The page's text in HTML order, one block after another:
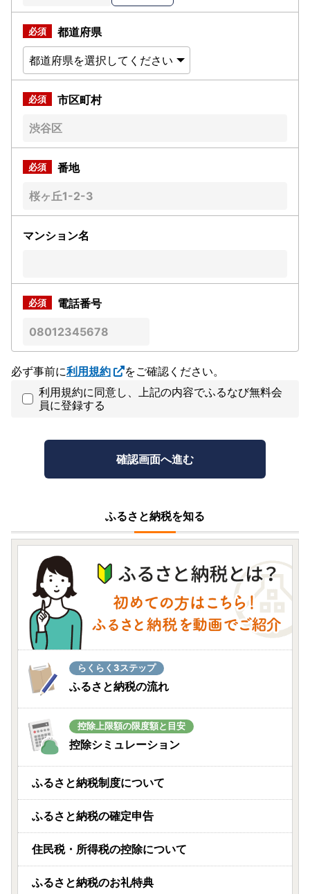
都道府県
市区町村
番地
マンション名
電話番号
必ず事前に利用規約
をご確認ください。
利用規約に同意し、上記の内容でふるなび無料会
員に登録する
ふるさと納税を知る
らくらく3ステップ
ふるさと納税の流れ
控除上限額の限度額と目安
控除シミュレーション
ふるさと納税制度について
ふるさと納税の確定申告
住民税・所得税の控除について
ふるさと納税のお礼特典